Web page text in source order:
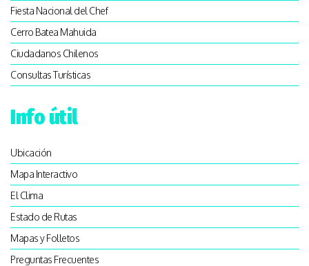
Fiesta Nacional del Chef
Cerro Batea Mahuida
Ciudadanos Chilenos
Consultas Turísticas
Info útil
Ubicación
Mapa Interactivo
El Clima
Estado de Rutas
Mapas y Folletos
Preguntas Frecuentes